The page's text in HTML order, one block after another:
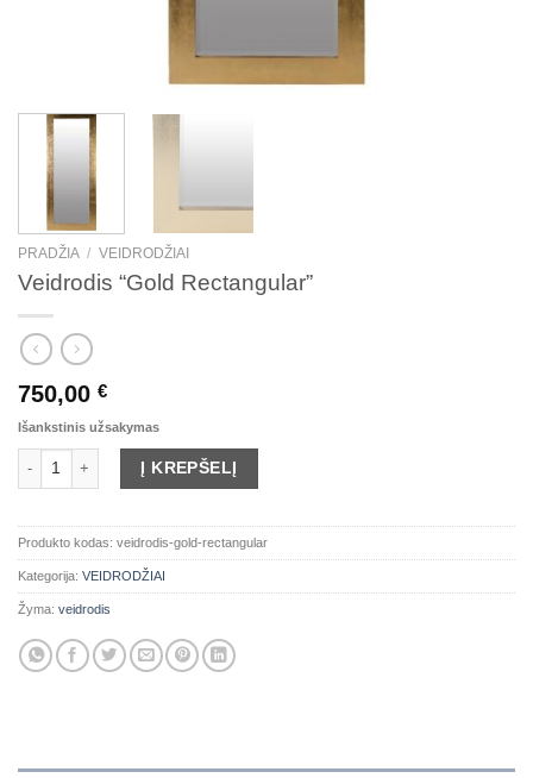
PRADŽIA / VEIDRODŽIAI
Veidrodis “Gold Rectangular”
750,00 €
Išankstinis užsakymas
produkto kiekis: Veidrodis "Gold Rectangular"
Į KREPŠELĮ
Produkto kodas: veidrodis-gold-rectangular
Kategorija: VEIDRODŽIAI
Žyma: veidrodis